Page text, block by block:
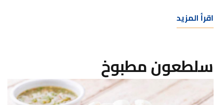
اقرأ المزيد
سلطعون مطبوخ